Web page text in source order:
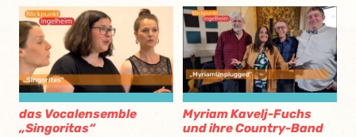
das Vocalensemble
„Singoritas“
Myriam Kavelj-Fuchs
und ihre Country-Band